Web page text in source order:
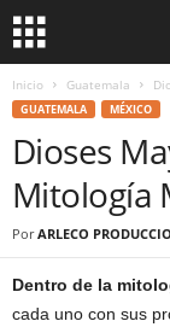
Inicio Guatemala
GUATEMALA MÉXICO
Dioses
Mitología
Por ARLECO
Dentro de la
cada uno con sus